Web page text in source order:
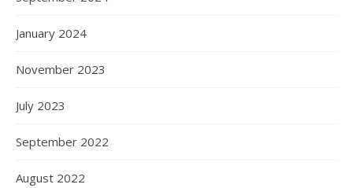
January 2024
November 2023
July 2023
September 2022
August 2022